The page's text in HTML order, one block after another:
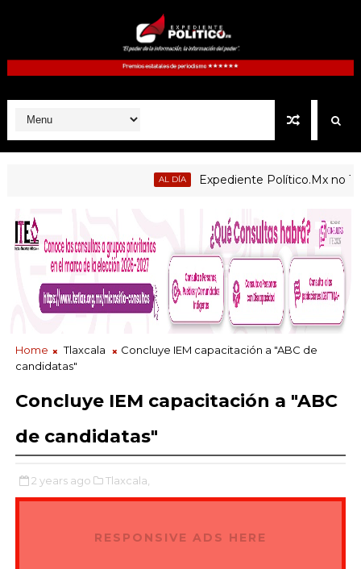
AL DÍA Expediente Político.Mx no 1126
Home Tlaxcala
Concluye IEM capacitación a "ABC de
candidatas"
Concluye IEM capacitación a "ABC
de candidatas"
2 years ago Tlaxcala,
RESPONSIVE ADS HERE